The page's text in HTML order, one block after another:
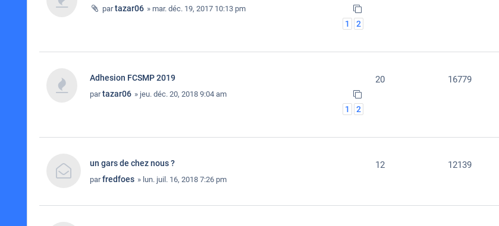
partazar06 » mar. déc. 19, 2017 10:13 pm
1 2
Adhesion FCSMP 2019
partazar06 » jeu. déc. 20, 2018 9:04 am
1 2
20 16779
un gars de chez nous ?
parfredfoes » lun. juil. 16, 2018 7:26 pm
12 12139